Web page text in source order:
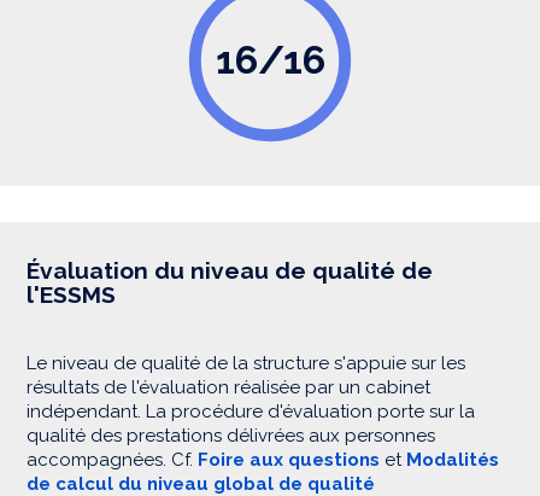
16/16
Évaluation du niveau de qualité de
l'ESSMS
Le niveau de qualité de la structure s'appuie sur les
résultats de l'évaluation réalisée par un cabinet
indépendant. La procédure d'évaluation porte sur la
qualité des prestations délivrées aux personnes
accompagnées. Cf. Foire aux questions et Modalités
de calcul du niveau global de qualité